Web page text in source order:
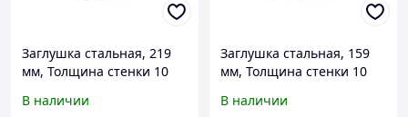
Заглушка стальная, 219
мм, Толщина стенки 10
В наличии
Заглушка стальная, 159
мм, Толщина стенки 10
В наличии